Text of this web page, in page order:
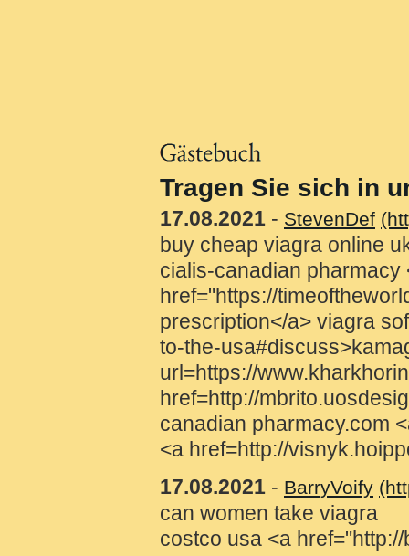
Tragen Sie sich in
17.08.2021 - StevenDef
buy cheap viagra online
cialis-canadian pharmacy
href="https://
prescription</a> viagra
to-the-
url=https://
href=http://
canadian pharmacy.com
<a href=http://
17.08.2021 - BarryVoify
can women take viagra
costco usa <a